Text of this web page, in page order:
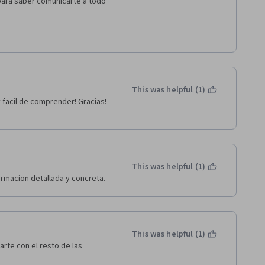
de comprender! Gracias!
This was helpful (1)
detallada y concreta.
This was helpful (1)
con el resto de las
This was helpful (1)